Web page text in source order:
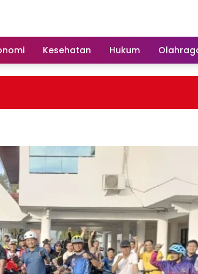
Kesehatan Hukum